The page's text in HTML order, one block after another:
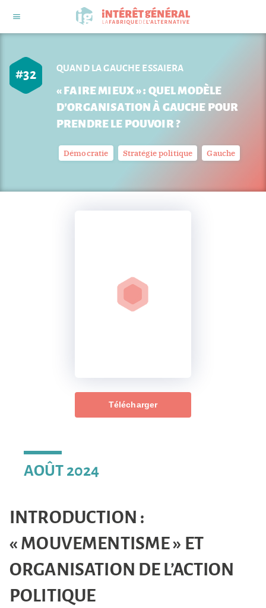
#32 QUAND LA GAUCHE ESSAIERA
« FAIRE MIEUX » : QUEL MODÈLE
D’ORGANISATION À GAUCHE POUR
PRENDRE LE POUVOIR ?
Démocratie Stratégie politique Gauche
Télécharger
AOÛT 2024
INTRODUCTION :
« MOUVEMENTISME » ET
ORGANISATION DE L’ACTION
POLITIQUE